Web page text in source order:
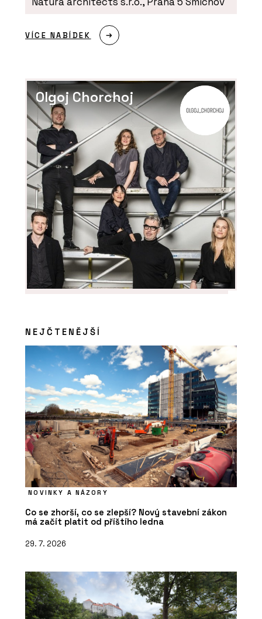
Akustický vinyl Sarlon a
Systems
ČLÁNKY
Kanceláře společnosti
ŠKODA AUTO v moderním a
trendy designu
PRODUKTY
Luxusní vinylové dílce
Allura - Forbo Flooring
VÍCE NABÍDEK
Olgoj Chorchoj
NEJČTENĚJŠÍ
NOVINKY A NÁZORY
Co se zhorší, co se zlepší? Nový stavební zákon
má začít platit od příštího ledna
29. 7. 2026